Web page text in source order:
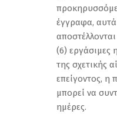
έγγραφα, αυτά
(6) εργάσιμες
της σχετικής
επείγοντος, η
μπορεί να
ημέρες.